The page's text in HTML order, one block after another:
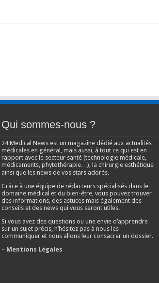
Qui sommes-nous ?
24 Medical News est un magazine dédié aux actualités
médicales en général, mais aussi, à tout ce qui est en
rapport avec le secteur santé (technologie médicale,
médicaments, phytothérapie…), la chirurgie esthétique
ainsi que les news de vos stars adorés.
Grâce à une équipe de rédacteurs spécialisés dans le
domaine médical et du bien-être, vous pouvez trouver
des informations, des astuces mais également des
conseils et des news qui vous seront utiles.
Si vous avez des questions ou une envie d’apprendre
sur un sujet précis, n’hésitez pas à nous les
communiquer et nous allons leur consacrer un dossier.
– Mentions Légales